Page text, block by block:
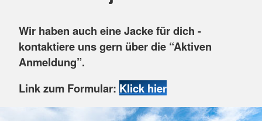
Wir haben auch eine Jacke für dich -
kontaktiere uns gern über die “Aktiven
Anmeldung”.
Link zum Formular: Klick hier